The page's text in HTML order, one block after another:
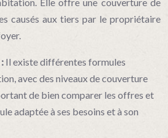
causés aux tiers par le propriétaire
Il existe différentes formules
avec des niveaux de couverture
de bien comparer les offres et
adaptée à ses besoins et à son